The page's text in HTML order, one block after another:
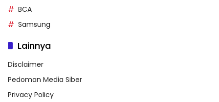
BCA
Samsung
Lainnya
Disclaimer
Pedoman Media Siber
Privacy Policy